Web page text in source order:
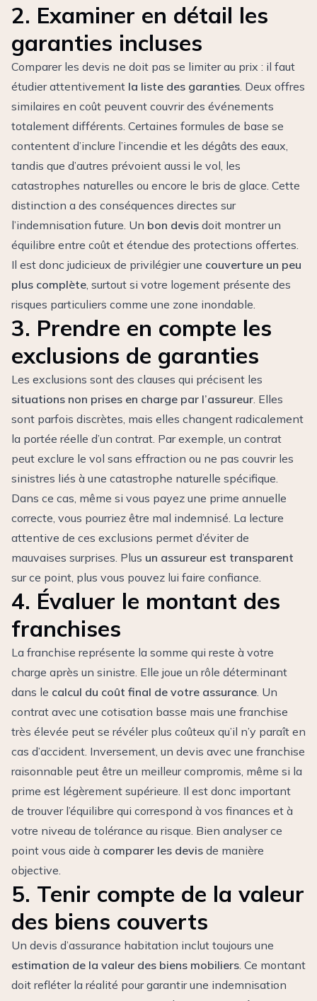
2. Examiner en détail les
garanties incluses
Comparer les devis ne doit pas se limiter au prix : il faut
étudier attentivement la liste des garanties. Deux offres
similaires en coût peuvent couvrir des événements
totalement différents. Certaines formules de base se
contentent d’inclure l’incendie et les dégâts des eaux,
tandis que d’autres prévoient aussi le vol, les
catastrophes naturelles ou encore le bris de glace. Cette
distinction a des conséquences directes sur
l’indemnisation future. Un bon devis doit montrer un
équilibre entre coût et étendue des protections offertes.
Il est donc judicieux de privilégier une couverture un peu
plus complète, surtout si votre logement présente des
risques particuliers comme une zone inondable.
3. Prendre en compte les
exclusions de garanties
Les exclusions sont des clauses qui précisent les
situations non prises en charge par l’assureur. Elles
sont parfois discrètes, mais elles changent radicalement
la portée réelle d’un contrat. Par exemple, un contrat
peut exclure le vol sans effraction ou ne pas couvrir les
sinistres liés à une catastrophe naturelle spécifique.
Dans ce cas, même si vous payez une prime annuelle
correcte, vous pourriez être mal indemnisé. La lecture
attentive de ces exclusions permet d’éviter de
mauvaises surprises. Plus un assureur est transparent
sur ce point, plus vous pouvez lui faire confiance.
4. Évaluer le montant des
franchises
La franchise représente la somme qui reste à votre
charge après un sinistre. Elle joue un rôle déterminant
dans le calcul du coût final de votre assurance. Un
contrat avec une cotisation basse mais une franchise
très élevée peut se révéler plus coûteux qu’il n’y paraît en
cas d’accident. Inversement, un devis avec une franchise
raisonnable peut être un meilleur compromis, même si la
prime est légèrement supérieure. Il est donc important
de trouver l’équilibre qui correspond à vos finances et à
votre niveau de tolérance au risque. Bien analyser ce
point vous aide à comparer les devis de manière
objective.
5. Tenir compte de la valeur
des biens couverts
Un devis d’assurance habitation inclut toujours une
estimation de la valeur des biens mobiliers. Ce montant
doit refléter la réalité pour garantir une indemnisation